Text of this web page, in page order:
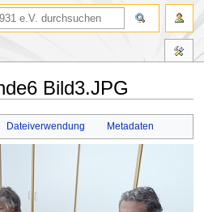
Bild3.JPG
Dateiverwendung Metadaten